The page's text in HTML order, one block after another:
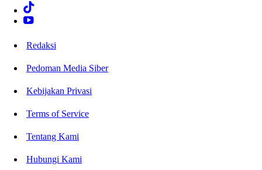
Redaksi
Pedoman Media Siber
Kebijakan Privasi
Terms of Service
Tentang Kami
Hubungi Kami